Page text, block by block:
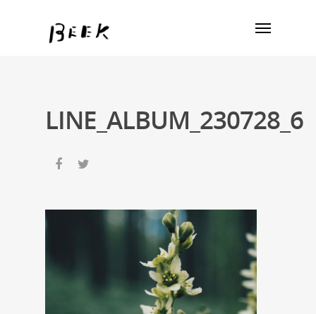
LINE_ALBUM_230728_6